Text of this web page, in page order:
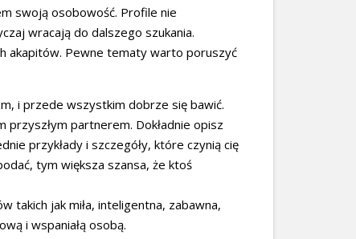
swoją osobowość. Profile nie
wracają do dalszego szukania.
akapitów. Pewne tematy warto poruszyć
i przede wszystkim dobrze się bawić.
partnerem. Dokładnie opisz
przykłady i szczegóły, które czynią cię
tym większa szansa, że ktoś
takich jak miła, inteligentna, zabawna,
i wspaniałą osobą.